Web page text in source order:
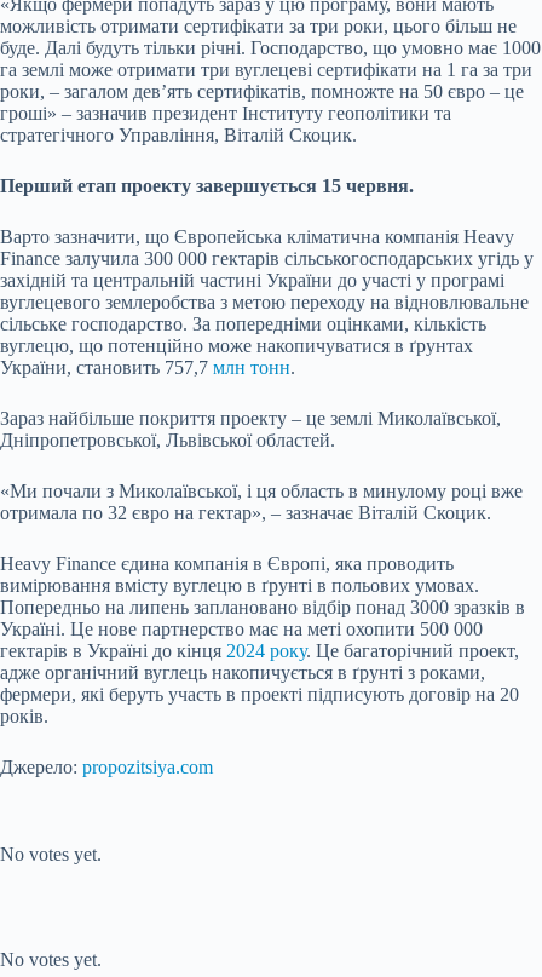
можливість отримати сертифікати за три роки, цього більш не
буде. Далі будуть тільки річні. Господарство, що умовно має 1000
га землі може отримати три вуглецеві сертифікати на 1 га за три
роки, – загалом дев’ять сертифікатів, помножте на 50 євро – це
гроші» – зазначив президент Інституту геополітики та
стратегічного Управління, Віталій Скоцик.
Перший етап проекту завершується 15 червня.
Варто зазначити, що Європейська кліматична компанія Heavy
Finance залучила 300 000 гектарів сільськогосподарських угідь у
західній та центральній частині України до участі у програмі
вуглецевого землеробства з метою переходу на відновлювальне
сільське господарство. За попередніми оцінками, кількість
вуглецю, що потенційно може накопичуватися в ґрунтах
України, становить 757,7 млн тонн.
Зараз найбільше покриття проекту – це землі Миколаївської,
Дніпропетровської, Львівської областей.
«Ми почали з Миколаївської, і ця область в минулому році вже
отримала по 32 євро на гектар», – зазначає Віталій Скоцик.
Heavy Finance єдина компанія в Європі, яка проводить
вимірювання вмісту вуглецю в ґрунті в польових умовах.
Попередньо на липень заплановано відбір понад 3000 зразків в
Україні. Це нове партнерство має на меті охопити 500 000
гектарів в Україні до кінця 2024 року. Це багаторічний проект,
адже органічний вуглець накопичується в ґрунті з роками,
фермери, які беруть участь в проекті підписують договір на 20
років.
Джерело: propozitsiya.com
No votes yet.
No votes yet.